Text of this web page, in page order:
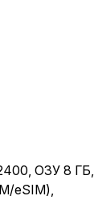
ОЗУ 8 ГБ,
eSIM),